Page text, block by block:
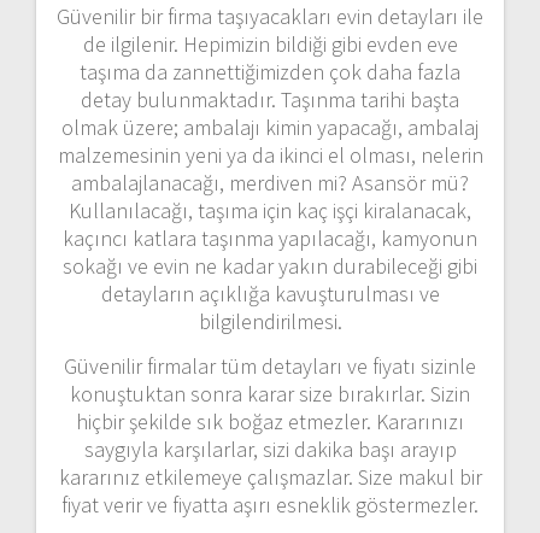
Güvenilir bir firma taşıyacakları evin detayları ile
de ilgilenir. Hepimizin bildiği gibi evden eve
taşıma da zannettiğimizden çok daha fazla
detay bulunmaktadır. Taşınma tarihi başta
olmak üzere; ambalajı kimin yapacağı, ambalaj
malzemesinin yeni ya da ikinci el olması, nelerin
ambalajlanacağı, merdiven mi? Asansör mü?
Kullanılacağı, taşıma için kaç işçi kiralanacak,
kaçıncı katlara taşınma yapılacağı, kamyonun
sokağı ve evin ne kadar yakın durabileceği gibi
detayların açıklığa kavuşturulması ve
bilgilendirilmesi.
Güvenilir firmalar tüm detayları ve fiyatı sizinle
konuştuktan sonra karar size bırakırlar. Sizin
hiçbir şekilde sık boğaz etmezler. Kararınızı
saygıyla karşılarlar, sizi dakika başı arayıp
kararınız etkilemeye çalışmazlar. Size makul bir
fiyat verir ve fiyatta aşırı esneklik göstermezler.